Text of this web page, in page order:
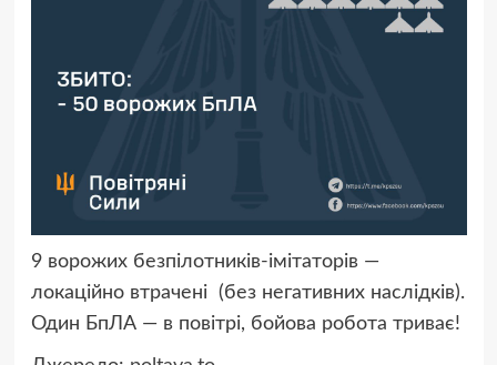
9 ворожих безпілотників-імітаторів —
локаційно втрачені (без негативних наслідків).
Один БпЛА — в повітрі, бойова робота триває!